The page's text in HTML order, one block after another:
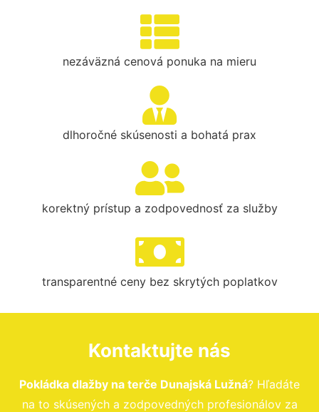
nezáväzná cenová ponuka na mieru
dlhoročné skúsenosti a bohatá prax
korektný prístup a zodpovednosť za služby
transparentné ceny bez skrytých poplatkov
Kontaktujte nás
Pokládka dlažby na terče Dunajská Lužná? Hľadáte
na to skúsených a zodpovedných profesionálov za